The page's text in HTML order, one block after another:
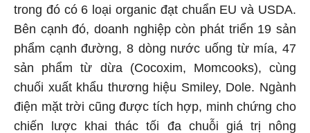
trong đó có 6 loại organic đạt chuẩn EU và USDA.
Bên cạnh đó, doanh nghiệp còn phát triển 19 sản
phẩm cạnh đường, 8 dòng nước uống từ mía, 47
sản phẩm từ dừa (Cocoxim, Momcooks), cùng
chuối xuất khẩu thương hiệu Smiley, Dole. Ngành
điện mặt trời cũng được tích hợp, minh chứng cho
chiến lược khai thác tối đa chuỗi giá trị nông